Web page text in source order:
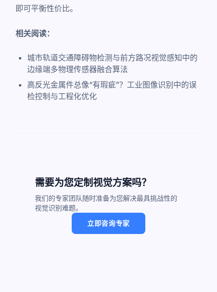
即可平衡性价比。
相关阅读：
城市轨道交通障碍物检测与前方路况视觉感知中的
边缘端多物理传感器融合算法
高反光金属件总像“有瑕疵”？工业图像识别中的误
检控制与工程化优化
需要为您定制视觉方案吗？
我们的专家团队随时准备为您解决最具挑战性的
视觉识别难题。
立即咨询专家